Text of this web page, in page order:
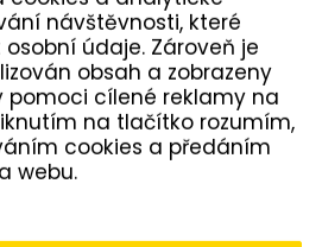
Značky
s r.o. – spolehlivý partner pro
Zajišťujeme autorizovaný servis
a provozujeme půjčovnu
se na prodej nářadí
Husqvarna, Makita, NTC,
aj. Dodáváme kamenivo
vlastních lomů.
návštěvnosti, které
údaje. Zároveň je
obsah a zobrazeny
pomoci cílené reklamy na
na tlačítko rozumím,
cookies a předáním
webu.